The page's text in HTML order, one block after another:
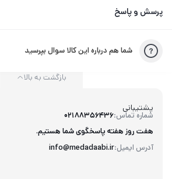
پرسش و پاسخ
شما هم درباره این کالا سوال بپرسید
پشتیبانی
شماره تماس:02188356436
آدرس ایمیل:info@medadaabi.ir
هفت روز هفته پاسخگوی شما هستیم.
بازگشت به بالا